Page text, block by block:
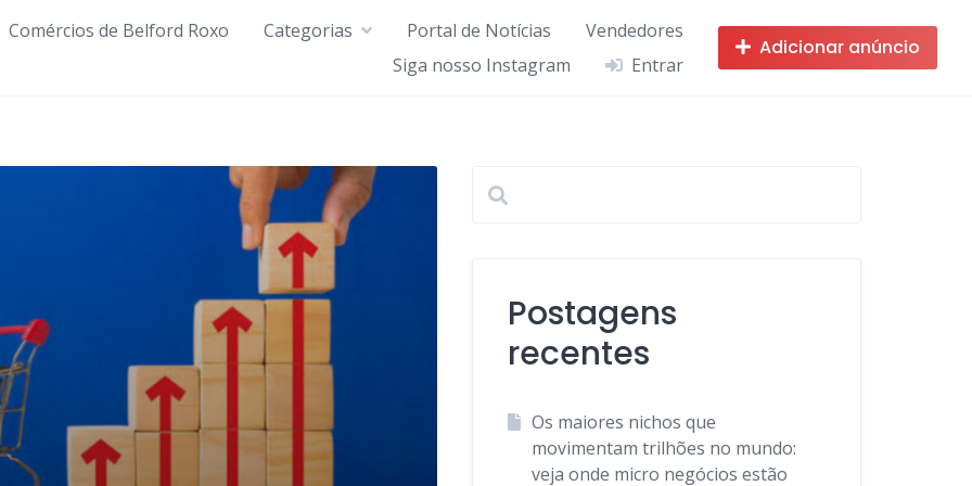
Comércios de Belford Roxo Categorias Portal de Notícias
Vendedores
Siga nosso Instagram
Entrar
Adicionar anúncio
Postagens
recentes
Os maiores nichos que
movimentam trilhões no mundo:
veja onde micro negócios estão